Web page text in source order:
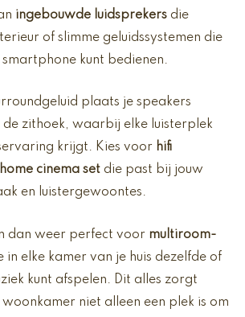
ingebouwde luidsprekers die
of slimme geluidssystemen die
kunt bedienen.
plaats je speakers
zithoek, waarbij elke luisterplek
krijgt. Kies voor hifi
home cinema set die past bij jouw
en luistergewoontes.
dan weer perfect voor multiroom-
in elke kamer van je huis dezelfde of
kunt afspelen. Dit alles zorgt
niet alleen een plek is om